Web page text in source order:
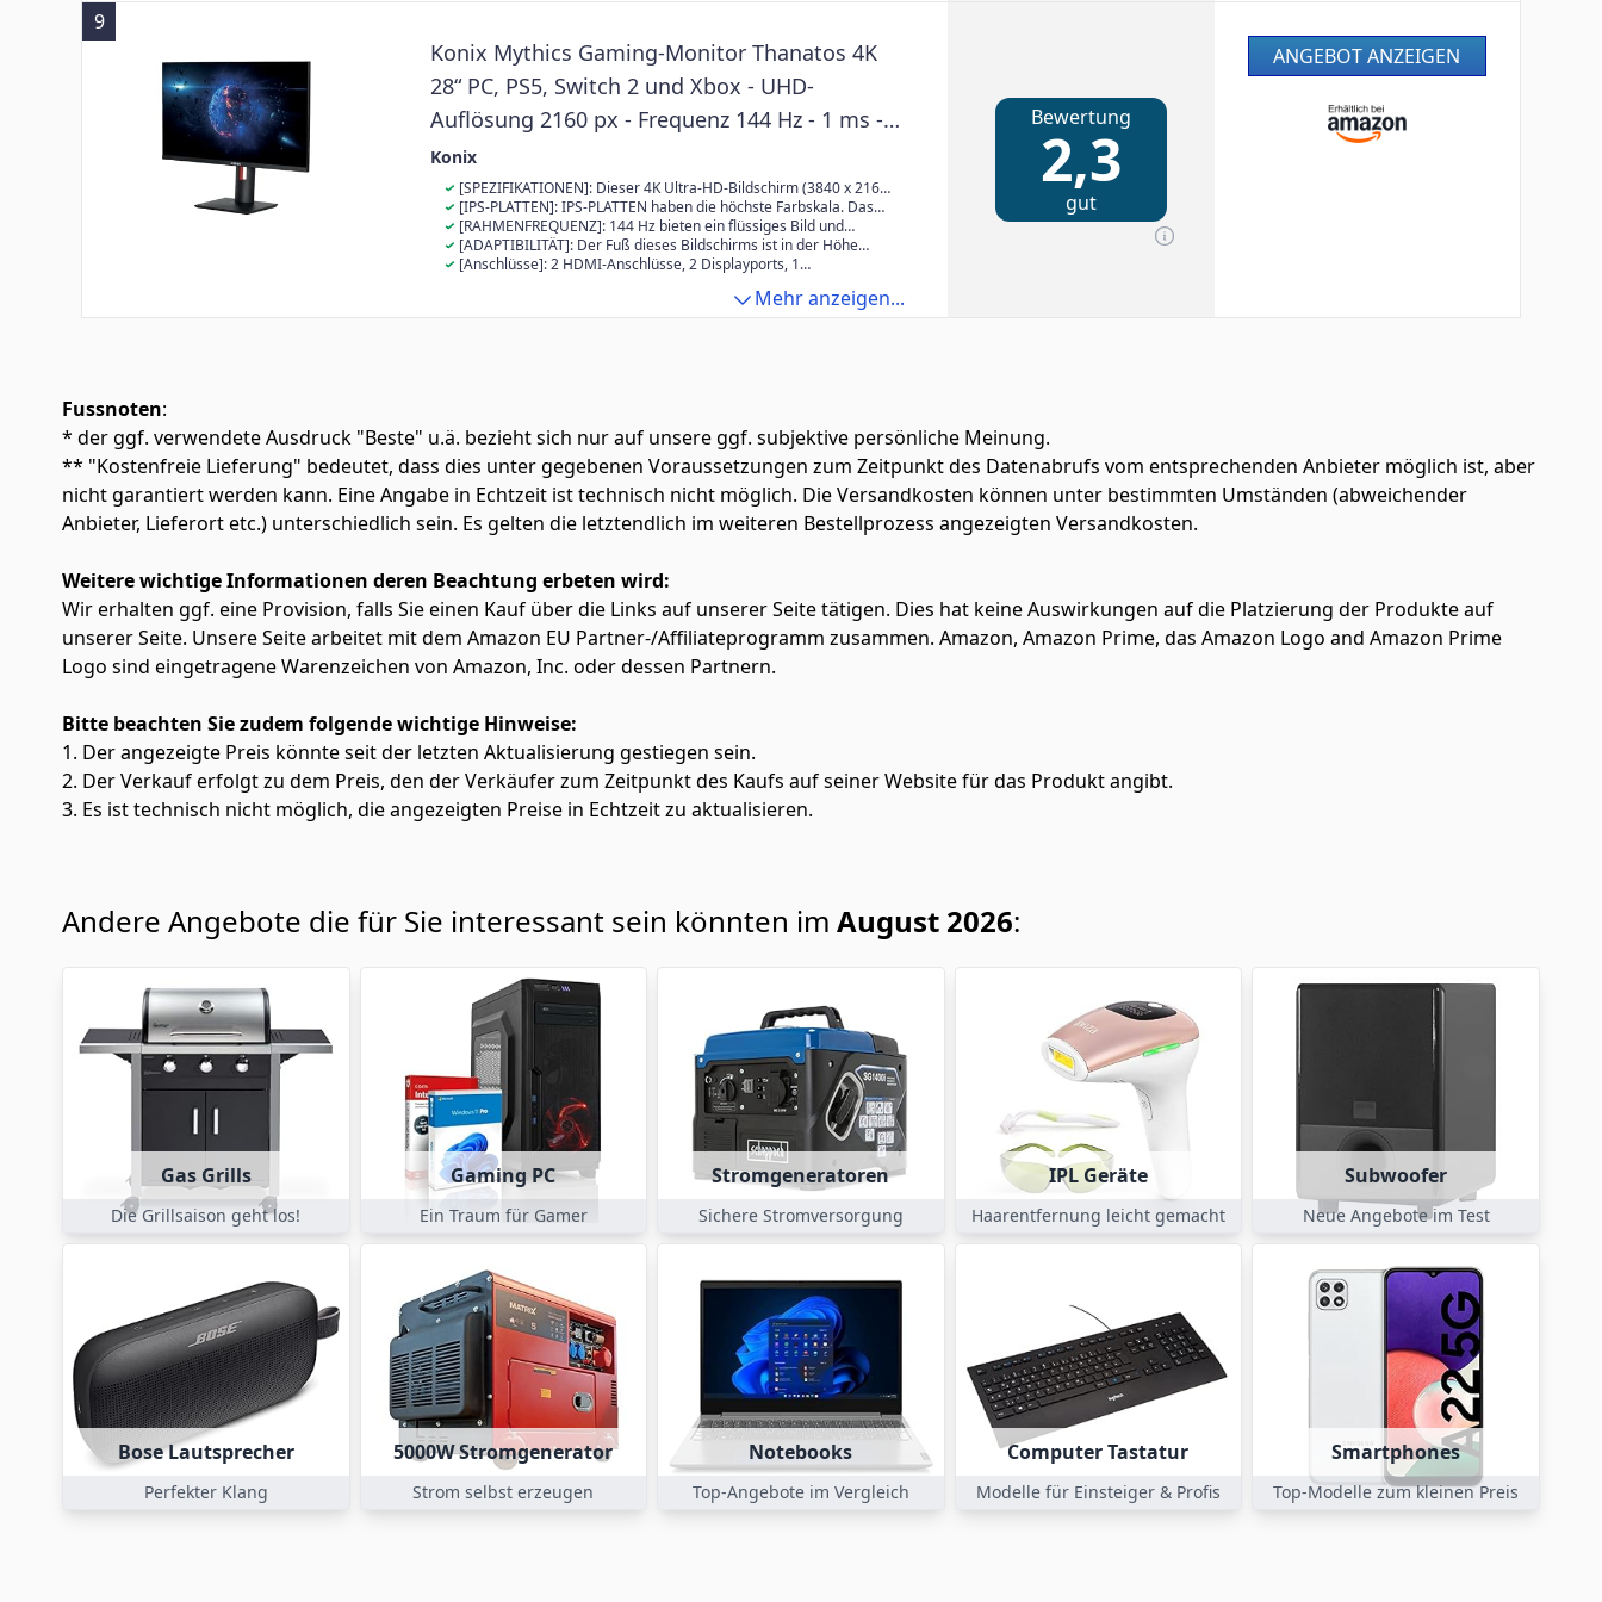
9
Konix Mythics Gaming-Monitor Thanatos 4K
28“ PC, PS5, Switch 2 und Xbox - UHD-
Auflösung 2160 px - Frequenz 144 Hz - 1 ms -
HDMI 2.1 + 2.0 - IPS-Panel
Konix
[SPEZIFIKATIONEN]: Dieser 4K Ultra-HD-Bildschirm (3840 x 2160
px) hat eine Reaktionszeit von 1 ms und einen Kontrast von 1000:1.
Der 28-Zoll-Bildschirm ist ideal für Gamer, die ein hochwertiges
Videospielerlebnis genießen möchten, während sie weit weg von
ihrem Bildschirm sitzen.
[IPS-PLATTEN]: IPS-PLATTEN haben die höchste Farbskala. Das
bedeutet, dass sie die Grafiken deiner Spiele am genauesten
darstellen. Ein IPS-Bildschirm bietet außerdem große
Betrachtungswinkel. So genießen Sie immer ein scharfes Bild, auch
ideal für Spieler von Rollenspielen, Abenteuern, Open-World-Spielen
oder Erkundungsspielen aller Art, da sie die Landschaft genießen
[RAHMENFREQUENZ]: 144 Hz bieten ein flüssiges Bild und
flüssige Grafiken, was für schnelle Shooter-Spiele sehr praktisch ist.
Sie ist optimal für Next-Gen-Konsolen.
[ADAPTIBILITÄT]: Der Fuß dieses Bildschirms ist in der Höhe
verstellbar. Der Bildschirm kann auf jeder Seite um bis zu 45°
Der Bildschirm kann auch zwischen -5 und 15° nach vorne oder
hinten geneigt werden.
[Anschlüsse]: 2 HDMI-Anschlüsse, 2 Displayports, 1
Mehr anzeigen...
Bewertung
2,3
gut
ANGEBOT ANZEIGEN
Fussnoten:
* der ggf. verwendete Ausdruck "Beste" u.ä. bezieht sich nur auf unsere ggf. subjektive persönliche Meinung.
** "Kostenfreie Lieferung" bedeutet, dass dies unter gegebenen Voraussetzungen zum Zeitpunkt des Datenabrufs vom entsprechenden Anbieter möglich ist, aber
nicht garantiert werden kann. Eine Angabe in Echtzeit ist technisch nicht möglich. Die Versandkosten können unter bestimmten Umständen (abweichender
Anbieter, Lieferort etc.) unterschiedlich sein. Es gelten die letztendlich im weiteren Bestellprozess angezeigten Versandkosten.
Weitere wichtige Informationen deren Beachtung erbeten wird:
Wir erhalten ggf. eine Provision, falls Sie einen Kauf über die Links auf unserer Seite tätigen. Dies hat keine Auswirkungen auf die Platzierung der Produkte auf
unserer Seite. Unsere Seite arbeitet mit dem Amazon EU Partner-/Affiliateprogramm zusammen. Amazon, Amazon Prime, das Amazon Logo and Amazon Prime
Logo sind eingetragene Warenzeichen von Amazon, Inc. oder dessen Partnern.
Bitte beachten Sie zudem folgende wichtige Hinweise:
1. Der angezeigte Preis könnte seit der letzten Aktualisierung gestiegen sein.
2. Der Verkauf erfolgt zu dem Preis, den der Verkäufer zum Zeitpunkt des Kaufs auf seiner Website für das Produkt angibt.
3. Es ist technisch nicht möglich, die angezeigten Preise in Echtzeit zu aktualisieren.
Andere Angebote die für Sie interessant sein könnten im August 2026:
Gas Grills
Die Grillsaison geht los!
Gaming PC
Ein Traum für Gamer
Stromgeneratoren
Sichere Stromversorgung
IPL Geräte
Haarentfernung leicht gemacht
Subwoofer
Neue Angebote im Test
Bose Lautsprecher
Perfekter Klang
5000W Stromgenerator
Strom selbst erzeugen
Notebooks
Top-Angebote im Vergleich
Computer Tastatur
Modelle für Einsteiger & Profis
Smartphones
Top-Modelle zum kleinen Preis